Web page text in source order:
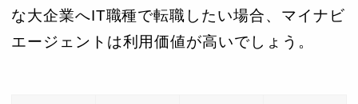
な大企業へIT職種で転職したい場合、マイナビ
エージェントは利用価値が高いでしょう。